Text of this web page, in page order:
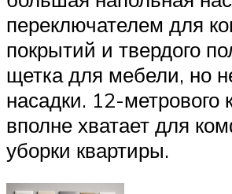
переключателем для
покрытий и твердого
щетка для мебели, но
насадки. 12-метрового
вполне хватает для
уборки квартиры.